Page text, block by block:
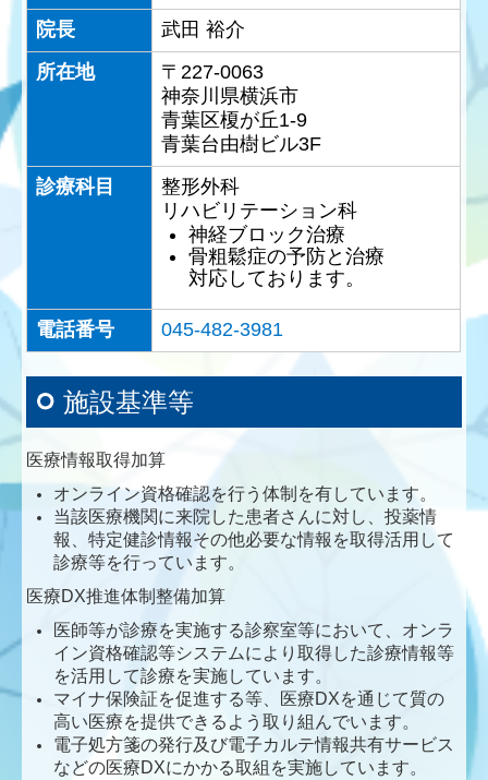
院長
武田 裕介
所在地
〒227-0063
神奈川県横浜市
青葉区榎が丘1-9
青葉台由樹ビル3F
診療科目
整形外科
リハビリテーション科
神経ブロック治療
骨粗鬆症の予防と治療
対応しております。
電話番号 045-482-3981
施設基準等
医療情報取得加算
オンライン資格確認を行う体制を有しています。
当該医療機関に来院した患者さんに対し、投薬情
報、特定健診情報その他必要な情報を取得活用して
診療等を行っています。
医療DX推進体制整備加算
医師等が診療を実施する診察室等において、オンラ
イン資格確認等システムにより取得した診療情報等
を活用して診療を実施しています。
マイナ保険証を促進する等、医療DXを通じて質の
高い医療を提供できるよう取り組んでいます。
電子処方箋の発行及び電子カルテ情報共有サービス
などの医療DXにかかる取組を実施しています。